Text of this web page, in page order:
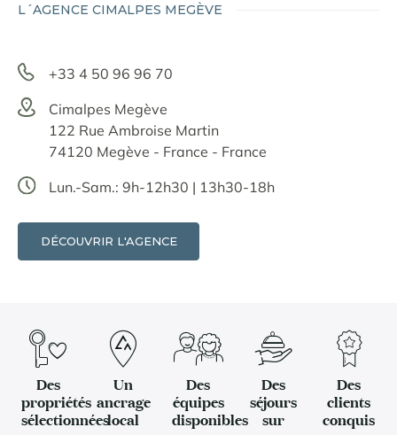
L´AGENCE CIMALPES MEGÈVE
+33 4 50 96 96 70
Cimalpes Megève
122 Rue Ambroise Martin
74120 Megève - France - France
Lun.-Sam.: 9h-12h30 | 13h30-18h
DÉCOUVRIR L'AGENCE
Des
propriétés
sélectionnées
Un
ancrage
local
Des
équipes
disponibles
Des
séjours
sur
Des
clients
conquis